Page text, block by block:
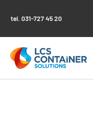
tel.031-727 45 20